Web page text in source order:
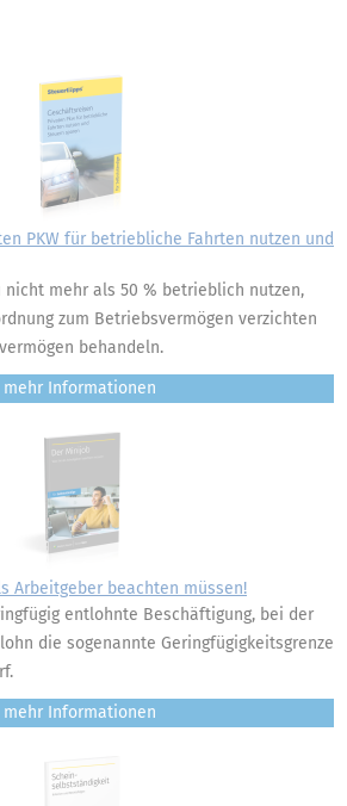
PKW für betriebliche Fahrten nutzen und
nicht mehr als 50 % betrieblich nutzen,
zum Betriebsvermögen verzichten
behandeln.
mehr
Arbeitgeber beachten müssen!
entlohnte Beschäftigung, bei der
die sogenannte Geringfügigkeitsgrenze
mehr